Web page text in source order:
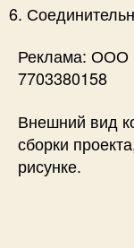
Реклама:
7703380158
Внешний вид
сборки
рисунке.